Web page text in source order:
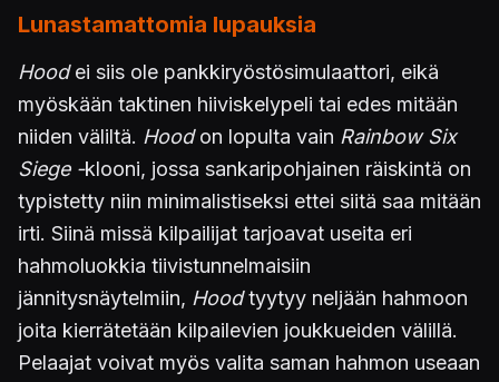
Lunastamattomia lupauksia
Hoodei siis ole pankkiryöstösimulaattori, eikä
myöskään taktinen hiiviskelypeli tai edes mitään
niiden väliltä. Hoodon lopulta vain Rainbow Six
Siege -klooni, jossa sankaripohjainen räiskintä on
typistetty niin minimalistiseksi ettei siitä saa mitään
irti. Siinä missä kilpailijat tarjoavat useita eri
hahmoluokkia tiivistunnelmaisiin
jännitysnäytelmiin, Hoodtyytyy neljään hahmoon
joita kierrätetään kilpailevien joukkueiden välillä.
Pelaajat voivat myös valita saman hahmon useaan